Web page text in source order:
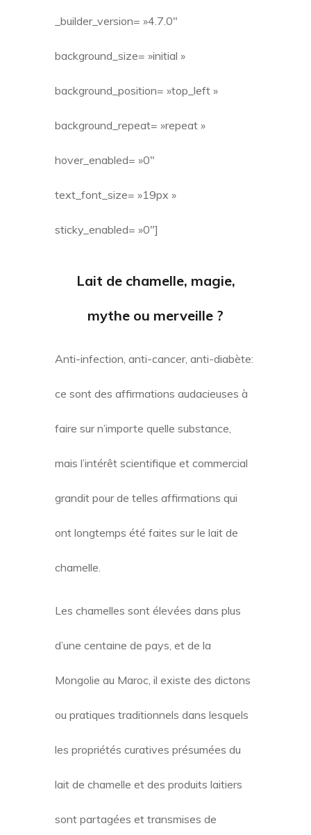
_builder_version= »4.7.0″
background_size= »initial »
background_position= »top_left »
background_repeat= »repeat »
hover_enabled= »0″
text_font_size= »19px »
sticky_enabled= »0″]
Lait de chamelle, magie,
mythe ou merveille ?
Anti-infection, anti-cancer, anti-diabète:
ce sont des affirmations audacieuses à
faire sur n’importe quelle substance,
mais l’intérêt scientifique et commercial
grandit pour de telles affirmations qui
ont longtemps été faites sur le lait de
chamelle.
Les chamelles sont élevées dans plus
d’une centaine de pays, et de la
Mongolie au Maroc, il existe des dictons
ou pratiques traditionnels dans lesquels
les propriétés curatives présumées du
lait de chamelle et des produits laitiers
sont partagées et transmises de